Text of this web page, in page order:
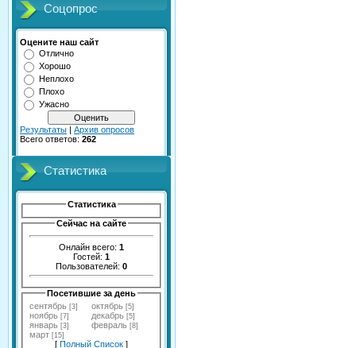
Соцопрос
Оцените наш сайт
Отлично
Хорошо
Неплохо
Плохо
Ужасно
Результаты | Архив опросов
Всего ответов: 262
Статистика
Статистика
Сейчас на сайте
Онлайн всего: 1
Гостей: 1
Пользователей: 0
Посетившие за день
сентябрь [3] октябрь [5]
ноябрь [7] декабрь [5]
январь [3] февраль [8]
март [15]
[ Полный Список ]